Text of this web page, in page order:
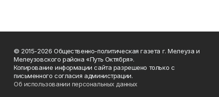
© 2015-2026 Общественно-политическая газета г. Мелеуза и
Мелеузовского района «Путь Октября».
Копирование информации сайта разрешено только с
письменного согласия администрации.
Об использовании персональных данных